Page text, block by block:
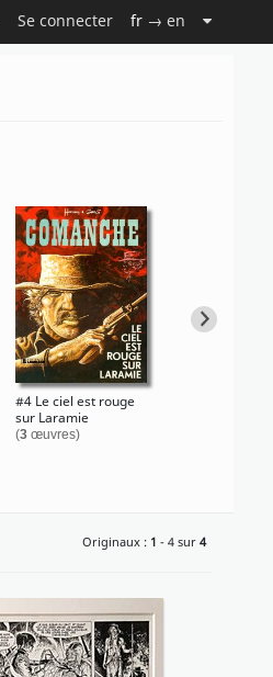
Se connecter fr → en
#4 Le ciel est rouge
sur Laramie
(3œuvres)
Originaux : 1 - 4 sur 4